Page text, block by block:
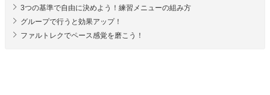
3つの基準で自由に決めよう！練習メニューの組み方
グループで行うと効果アップ！
ファルトレクでペース感覚を磨こう！